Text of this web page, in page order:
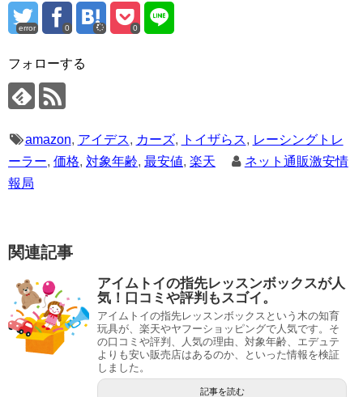
error 0 0
フォローする
amazon, アイデス, カーズ, トイザらス, レーシングトレ
ーラー, 価格, 対象年齢, 最安値, 楽天
ネット通販激安情
報局
関連記事
アイムトイの指先レッスンボックスが人
気！口コミや評判もスゴイ。
アイムトイの指先レッスンボックスという木の知育
玩具が、楽天やヤフーショッピングで人気です。そ
の口コミや評判、人気の理由、対象年齢、エデュテ
よりも安い販売店はあるのか、といった情報を検証
しました。
記事を読む